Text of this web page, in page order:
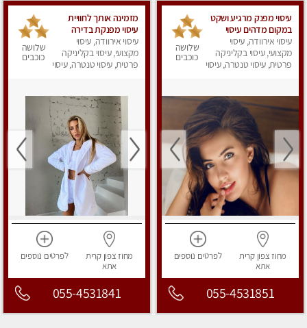
עיסוי מפנק מרגיע ושקט
במקום מדהים עיסוי
מושקע מאוד
עיסוי אירוודה, עיסוי
מקצועי, עיסוי בקליניקה
פרטית, עיסוי טנטרה, עיסוי
שלושה
כוכבים
מחוז צפוןקרית
אתא
לפרטים נוספים
055-4531851
מזמינה אותך לחוויית
עיסוי מפנקת בדירה
פרטית Massage
עיסוי אירוודה, עיסוי
מקצועי, עיסוי בקליניקה
פרטית, עיסוי טנטרה, עיסוי
שלושה
כוכבים
מחוז צפוןקרית
אתא
לפרטים נוספים
055-4531841